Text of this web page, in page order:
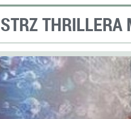
THRILLERA